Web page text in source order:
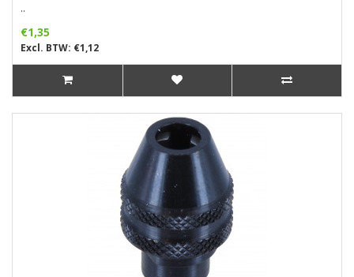
..
€1,35
Excl. BTW: €1,12